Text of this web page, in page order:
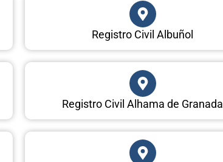
Registro Civil Albuñol
Registro Civil Alhama de Granada